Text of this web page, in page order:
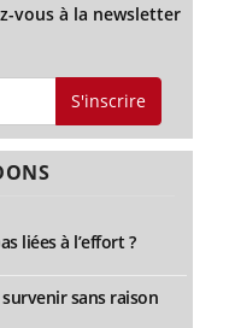
vous à la newsletter
S'inscrire
liées à l’effort ?
survenir sans raison